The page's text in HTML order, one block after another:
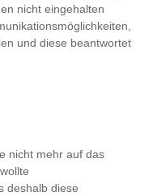
nicht eingehalten
und diese beantwortet
nicht mehr auf das
deshalb diese